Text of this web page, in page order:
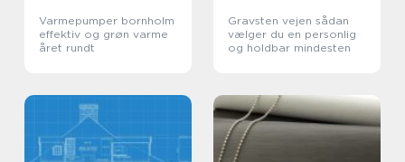
Varmepumper bornholm
effektiv og grøn varme
året rundt
Gravsten vejen sådan
vælger du en personlig
og holdbar mindesten